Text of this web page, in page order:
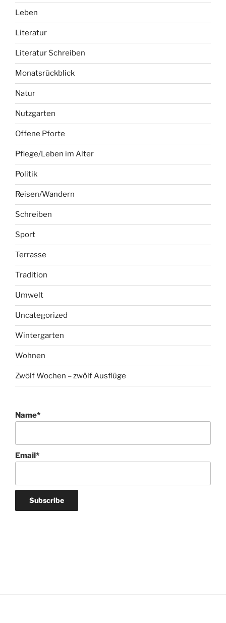
Leben
Literatur
Literatur Schreiben
Monatsrückblick
Natur
Nutzgarten
Offene Pforte
Pflege/Leben im Alter
Politik
Reisen/Wandern
Schreiben
Sport
Terrasse
Tradition
Umwelt
Uncategorized
Wintergarten
Wohnen
Zwölf Wochen – zwölf Ausflüge
Name*
Email*